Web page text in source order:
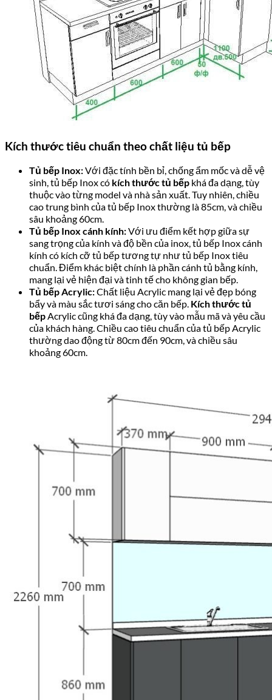
Kích thước tiêu chuẩn theo chất liệu tủ bếp
Tủ bếp Inox:Với đặc tính bền bỉ, chống ẩm mốc và dễ vệ
sinh, tủ bếp Inox có kích thước tủ bếp khá đa dạng, tùy
thuộc vào từng model và nhà sản xuất. Tuy nhiên, chiều
cao trung bình của tủ bếp Inox thường là 85cm, và chiều
sâu khoảng 60cm.
Tủ bếp Inox cánh kính:Với ưu điểm kết hợp giữa sự
sang trọng của kính và độ bền của inox, tủ bếp Inox cánh
kính có kích cỡ tủ bếp tương tự như tủ bếp Inox tiêu
chuẩn. Điểm khác biệt chính là phần cánh tủ bằng kính,
mang lại vẻ hiện đại và tinh tế cho không gian bếp.
Tủ bếp Acrylic:Chất liệu Acrylic mang lại vẻ đẹp bóng
bẩy và màu sắc tươi sáng cho căn bếp. Kích thước tủ
bếpAcrylic cũng khá đa dạng, tùy vào mẫu mã và yêu cầu
của khách hàng. Chiều cao tiêu chuẩn của tủ bếp Acrylic
thường dao động từ 80cm đến 90cm, và chiều sâu
khoảng 60cm.